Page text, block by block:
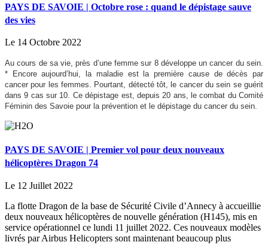
PAYS DE SAVOIE | Octobre rose : quand le dépistage sauve
des vies
Le 14 Octobre 2022
Au cours de sa vie, près d’une femme sur 8 développe un cancer du sein.
* Encore aujourd’hui, la maladie est la première cause de décès par
cancer pour les femmes. Pourtant, détecté tôt, le cancer du sein se guérit
dans 9 cas sur 10. Ce dépistage est, depuis 20 ans, le combat du Comité
Féminin des Savoie pour la prévention et le dépistage du cancer du sein.
PAYS DE SAVOIE | Premier vol pour deux nouveaux
hélicoptères Dragon 74
Le 12 Juillet 2022
La flotte Dragon de la base de Sécurité Civile d’Annecy à accueillie
deux nouveaux hélicoptères de nouvelle génération (H145), mis en
service opérationnel ce lundi 11 juillet 2022. Ces nouveaux modèles
livrés par Airbus Helicopters sont maintenant beaucoup plus